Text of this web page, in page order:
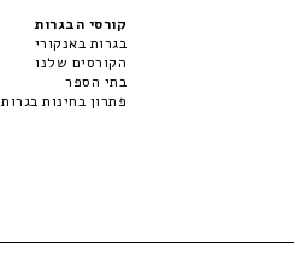
קורסי הבגרות
בגרות באנקורי
הקורסים שלנו
בתי הספר
פתרון בחינות בגרות